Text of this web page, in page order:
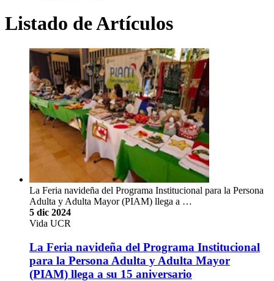
Listado de Artículos
La Feria navideña del Programa Institucional para la Persona
Adulta y Adulta Mayor (PIAM) llega a …
5 dic 2024
Vida UCR
La Feria navideña del Programa Institucional
para la Persona Adulta y Adulta Mayor
(PIAM) llega a su 15 aniversario